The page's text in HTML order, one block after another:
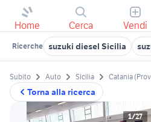
Home Cerca Vendi
Ricerche suzuki diesel Sicilia
Torna alla ricerca
Subito Auto Sicilia Catania
1/27